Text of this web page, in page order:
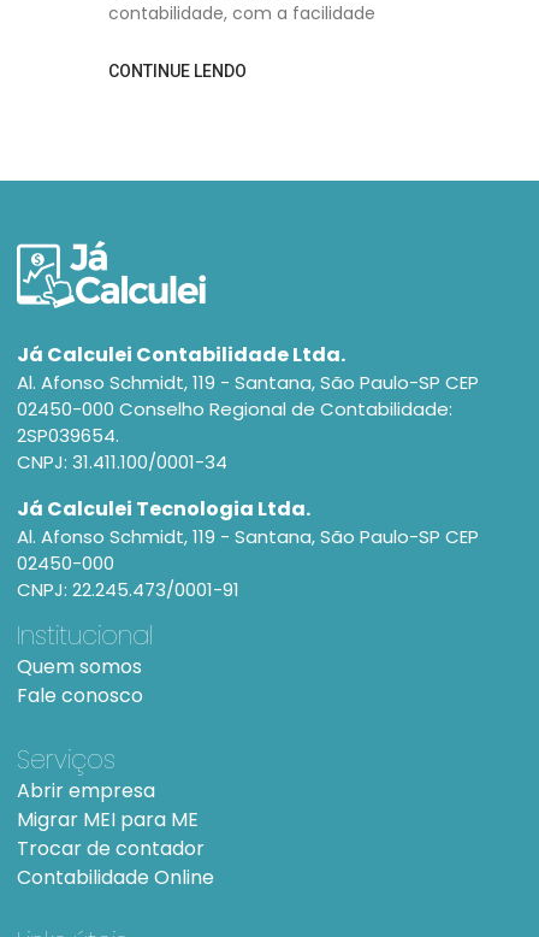
contabilidade, com a facilidade
CONTINUE LENDO
Já Calculei Contabilidade Ltda.
Al. Afonso Schmidt, 119 - Santana, São Paulo-SP CEP
02450-000 Conselho Regional de Contabilidade:
2SP039654.
CNPJ: 31.411.100/0001-34
Já Calculei Tecnologia Ltda.
Al. Afonso Schmidt, 119 - Santana, São Paulo-SP CEP
02450-000
CNPJ: 22.245.473/0001-91
Institucional
Quem somos
Fale conosco
Serviços
Abrir empresa
Migrar MEI para ME
Trocar de contador
Contabilidade Online